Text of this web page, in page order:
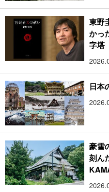
東野
かっ
字塔
日本
豪雪
刻ん